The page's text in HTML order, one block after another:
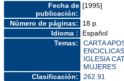
Fecha de
publicación:
[1995]
Número de páginas:
18 p.
Idioma :
Español
Temas:
CARTA
IGLESIA
MUJERES
Clasificación:
262.91